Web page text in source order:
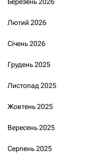
Лютий 2026
Січень 2026
Грудень 2025
Листопад 2025
Жовтень 2025
Вересень 2025
Серпень 2025